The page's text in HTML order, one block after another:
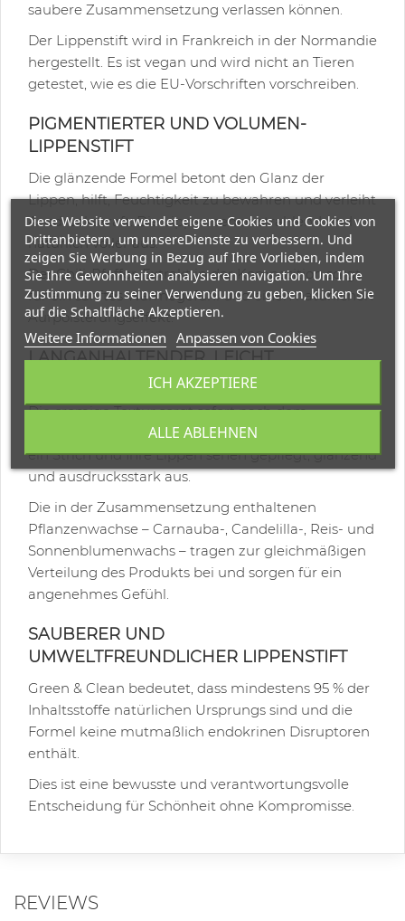
saubere Zusammensetzung verlassen können.
Der Lippenstift wird in Frankreich in der Normandie
hergestellt. Es ist vegan und wird nicht an Tieren
getestet, wie es die EU-Vorschriften vorschreiben.
PIGMENTIERTER UND VOLUMEN-
LIPPENSTIFT
Die glänzende Formel betont den Glanz der
Lippen, hilft, Feuchtigkeit zu bewahren und verleiht
Ausdruckskraft. Die Lippen sehen strahlend und
natürlich voller aus.
Der Chili-Pfeffer-Extrakt in der Komposition sorgt
für ein sanftes Wärmegefühl und einen natürlichen
Aufpolsterungseffekt.
LANGANHALTENDER, LEICHT
AUFZUTRAGENDER LIPPENSTIFT
Die cremige Textur sorgt sofort nach dem
Auftragen für ein angenehmes Tragegefühl. Nur
ein Strich und Ihre Lippen sehen gepflegt, glänzend
und ausdrucksstark aus.
Die in der Zusammensetzung enthaltenen
Pflanzenwachse – Carnauba-, Candelilla-, Reis- und
Sonnenblumenwachs – tragen zur gleichmäßigen
Verteilung des Produkts bei und sorgen für ein
angenehmes Gefühl.
SAUBERER UND
UMWELTFREUNDLICHER LIPPENSTIFT
Green & Clean bedeutet, dass mindestens 95 % der
Inhaltsstoffe natürlichen Ursprungs sind und die
Formel keine mutmaßlich endokrinen Disruptoren
enthält.
Dies ist eine bewusste und verantwortungsvolle
Entscheidung für Schönheit ohne Kompromisse.
REVIEWS
Diese Website verwendet eigene Cookies und Cookies von
Drittanbietern, um unsereDienste zu verbessern. Und
zeigen Sie Werbung in Bezug auf Ihre Vorlieben, indem
Sie Ihre Gewohnheiten analysieren navigation. Um Ihre
Zustimmung zu seiner Verwendung zu geben, klicken Sie
auf die Schaltfläche Akzeptieren.
Weitere Informationen Anpassen von Cookies
ALLE ABLEHNEN
ICH AKZEPTIERE